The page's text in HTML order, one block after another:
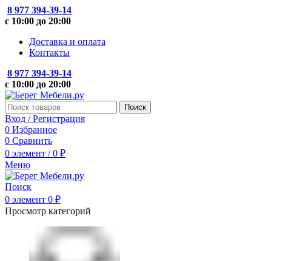
8 977 394-39-14
с 10:00 до 20:00
Доставка и оплата
Контакты
8 977 394-39-14
с 10:00 до 20:00
Поиск
Вход / Регистрация
0 Избранное
0 Сравнить
0 элемент / 0 ₽
Меню
Поиск
0 элемент 0 ₽
Просмотр категорий